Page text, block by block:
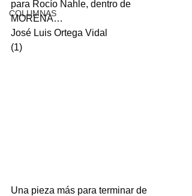
COLUMNAS
para Rocío Nahle, dentro de
MORENA…
José Luis Ortega Vidal
(1)
Una pieza más para terminar de